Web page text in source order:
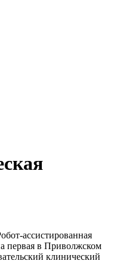
ассистированная
первая в Приволжском
клинический